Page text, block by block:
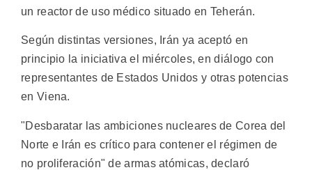
un reactor de uso médico situado en Teherán.
Según distintas versiones, Irán ya aceptó en
principio la iniciativa el miércoles, en diálogo con
representantes de Estados Unidos y otras potencias
en Viena.
"Desbaratar las ambiciones nucleares de Corea del
Norte e Irán es crítico para contener el régimen de
no proliferación" de armas atómicas, declaró